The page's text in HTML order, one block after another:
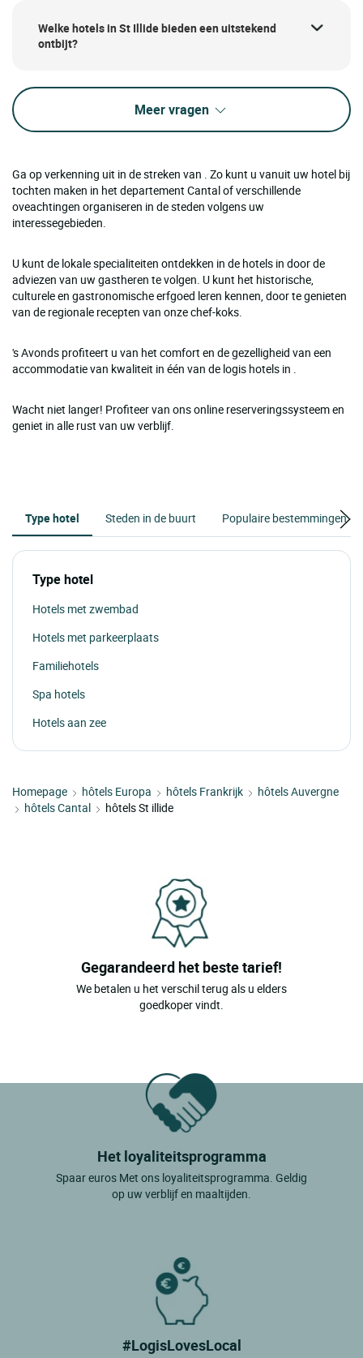
Welke hotels in St Illide bieden een uitstekend
ontbijt?
Meer vragen
Ga op verkenning uit in de streken van . Zo kunt u vanuit uw hotel bij
tochten maken in het departement Cantal of verschillende
oveachtingen organiseren in de steden volgens uw
interessegebieden.
U kunt de lokale specialiteiten ontdekken in de hotels in door de
adviezen van uw gastheren te volgen. U kunt het historische,
culturele en gastronomische erfgoed leren kennen, door te genieten
van de regionale recepten van onze chef-koks.
's Avonds profiteert u van het comfort en de gezelligheid van een
accommodatie van kwaliteit in één van de logis hotels in .
Wacht niet langer! Profiteer van ons online reserveringssysteem en
geniet in alle rust van uw verblijf.
Type hotel Steden in de buurt Populaire bestemmingen
Type hotel
Hotels met zwembad
Hotels met parkeerplaats
Familiehotels
Spa hotels
Hotels aan zee
Homepage hôtels Europa hôtels Frankrijk
hôtels Auvergne
hôtels Cantal
hôtels St illide
Gegarandeerd het beste tarief!
We betalen u het verschil terug als u elders
goedkoper vindt.
Het loyaliteitsprogramma
Spaar euros Met ons loyaliteitsprogramma. Geldig
op uw verblijf en maaltijden.
#LogisLovesLocal